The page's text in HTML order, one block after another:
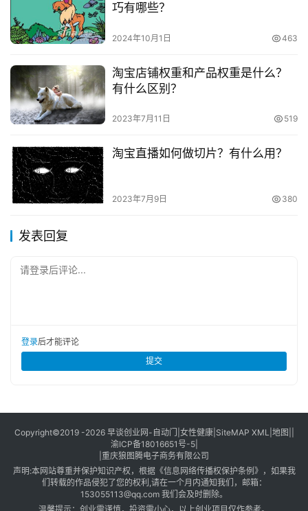
巧有哪些？
2024年10月1日 463
淘宝店铺权重和产品权重是什么？
有什么区别？
2023年7月11日 519
淘宝直播如何做切片？有什么用？
2023年7月9日 380
发表回复
请登录后评论...
登录后才能评论
提交
Copyright©2019 -2026 早谈创业网 - 自动门 女性健康| SiteMAP XML 地图
渝ICP备18016651号-5|
重庆狼图腾电子商务有限公司
声明:本网站尊重并保护知识产权，根据《信息网络传播权保护条例》，如果我
们转载的作品侵犯了您的权利,请在一个月内通知我们，邮箱：
153055113@qq.com 我们会及时删除。